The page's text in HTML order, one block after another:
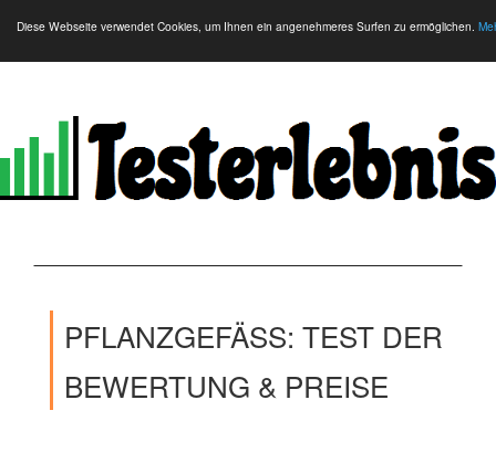
Diese Webseite verwendet Cookies, um Ihnen ein angenehmeres Surfen zu ermöglichen.
PFLANZGEFÄSS: TEST DER B
EWERTUNG & PREISE